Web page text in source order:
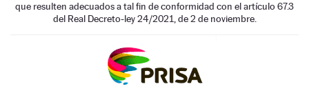
que resulten adecuados a tal fin de conformidad con el artículo 67.3
del Real Decreto-ley 24/2021, de 2 de noviembre.